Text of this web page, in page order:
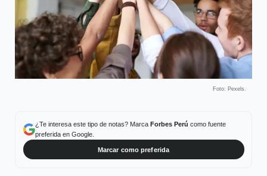
Foto: Pexels.
¿Te interesa este tipo de notas? Marca Forbes Perú como fuente
preferida en Google.
Marcar como preferida